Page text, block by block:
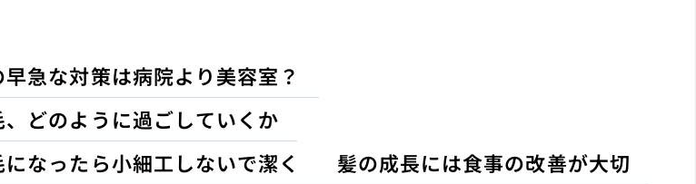
急な対策は病院より美容室？
どのように過ごしていくか
になったら小細工しないで潔く 髪の成長には食事の改善が大切